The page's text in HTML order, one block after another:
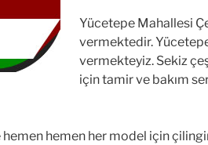
Yücetepe Mahallesi
vermektedir.
vermekteyiz. Sekiz
için tamir ve bakım
hemen her model için